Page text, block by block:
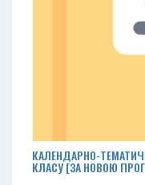
КАЛЕНДАРНО-
КЛАСУ [ЗА НОВОЮ